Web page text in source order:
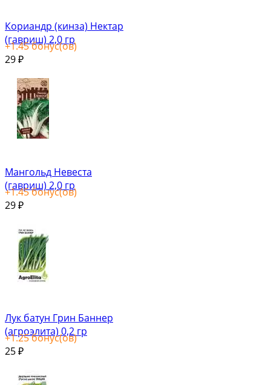
Кориандр (кинза) Нектар
(гавриш) 2,0 гр
+1.45бонус(ов)
29 ₽
Мангольд Невеста
(гавриш) 2,0 гр
+1.45бонус(ов)
29 ₽
Лук батун Грин Баннер
(агроэлита) 0,2 гр
+1.25бонус(ов)
25 ₽